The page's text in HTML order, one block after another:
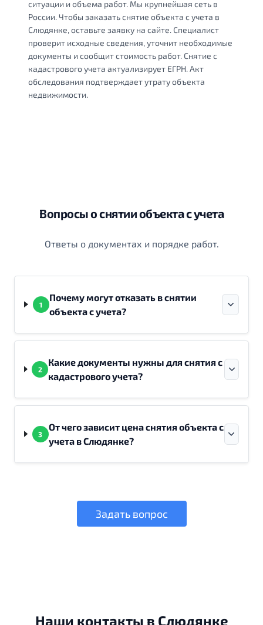
ситуации и объема работ. Мы крупнейшая сеть в
России. Чтобы заказать снятие объекта с учета в
Слюдянке, оставьте заявку на сайте. Специалист
проверит исходные сведения, уточнит необходимые
документы и сообщит стоимость работ. Снятие с
кадастрового учета актуализирует ЕГРН. Акт
обследования подтверждает утрату объекта
недвижимости.
Вопросы о снятии объекта с учета
Ответы о документах и порядке работ.
1
Почему могут отказать в снятии
объекта с учета?
2
Какие документы нужны для снятия с
кадастрового учета?
3
От чего зависит цена снятия объекта с
учета в Слюдянке?
Задать вопрос
Наши контакты в Слюдянке